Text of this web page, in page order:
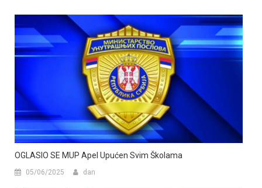
OGLASIO SE MUP Apel Upućen Svim Školama
05/06/2025 dan